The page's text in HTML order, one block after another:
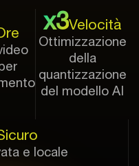
x3Velocità
Ottimizzazione
della
quantizzazione
del modello AI
e locale